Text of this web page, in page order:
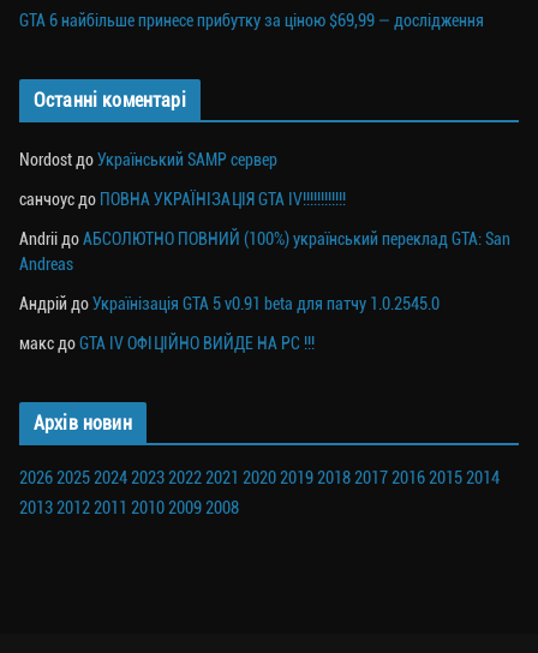
GTA 6 найбільше принесе прибутку за ціною $69,99 — дослідження
Останні коментарі
Nordost доУкраїнський SAMP сервер
санчоус до ПОВНА УКРАЇНІЗАЦІЯ GTA IV!!!!!!!!!!!!
Andrii доАБСОЛЮТНО ПОВНИЙ (100%) український переклад GTA: San
Andreas
Андрій доУкраїнізація GTA 5 v0.91 beta для патчу 1.0.2545.0
макс доGTA IV ОФІЦІЙНО ВИЙДЕ НА PC !!!
Архів новин
202620252024202320222021 2020201920182017201620152014
201320122011 201020092008